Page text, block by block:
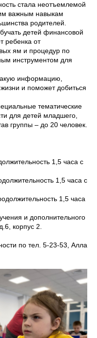
стала неотъемлемой
важным навыкам
родителей.
детей финансовой
ребенка от
ям и процедур по
инструментом для
информацию,
и поможет добиться
тематические
для детей младшего,
группы – до 20 человек.
1,5 часа с
1,5 часа с
1,5 часа
и дополнительного
корпус 2.
по тел. 5-23-53, Алла